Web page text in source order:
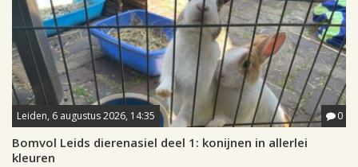
Leiden, 6 augustus 2026, 14:35 0
Bomvol Leids dierenasiel deel 1: konijnen in allerlei
kleuren